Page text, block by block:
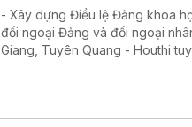
- Xây dựng Điều lệ Đảng khoa
đối ngoại Đảng và đối ngoại
Giang, Tuyên Quang - Houthi